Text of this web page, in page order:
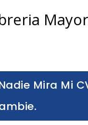
Mira Mi